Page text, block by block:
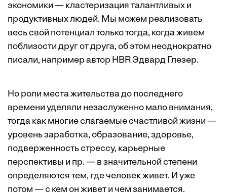
экономики — кластеризация талантливых и
продуктивных людей. Мы можем реализовать
весь свой потенциал только тогда, когда живем
поблизости друг от друга, об этом неоднократно
писали, например автор HBRЭдвард Глезер.
Но роли места жительства до последнего
времени уделяли незаслуженно мало внимания,
тогда как многие слагаемые счастливой жизни —
уровень заработка, образование, здоровье,
подверженность стрессу, карьерные
перспективы и пр. — в значительной степени
определяются тем, где человек живет. И уже
потом — с кем он живет и чем занимается.